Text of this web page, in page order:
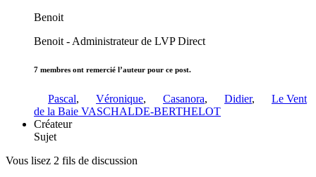
Benoit
Benoit - Administrateur de LVP Direct
7 membres ont remercié l’auteur pour ce post.
Pascal, Véronique, Casanora, Didier,
Le Vent
de la Baie VASCHALDE-BERTHELOT
Créateur
Sujet
Vous lisez 2 fils de discussion